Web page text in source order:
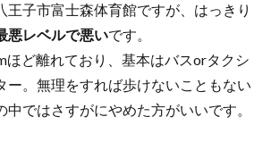
王子市富士森体育館ですが、はっきり
悪レベルで悪いです。
ほど離れており、基本はバスorタクシ
ー。無理をすれば歩けないこともない
中ではさすがにやめた方がいいです。